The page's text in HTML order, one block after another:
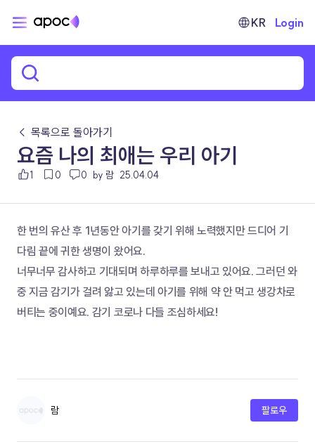
KR Login
← 목록으로 돌아가기
요즘 나의 최애는 우리 아기
1 0 0 by 람 25.04.04
한 번의 유산 후 1년동안 아기를 갖기 위해 노력했지만 드디어 기
다림 끝에 귀한 생명이 왔어요.
너무너무 감사하고 기대되며 하루하루를 보내고 있어요. 그러던 와
중 지금 감기가 걸려 앓고 있는데 아기를 위해 약 안 먹고 생강차로
버티는 중이예요. 감기 코로나 다들 조심하세요!
람 팔로우